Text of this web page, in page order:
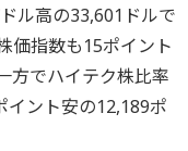
ル高の33,601ドルで
価指数も15ポイント
方でハイテク株比率
イント安の12,189ポ